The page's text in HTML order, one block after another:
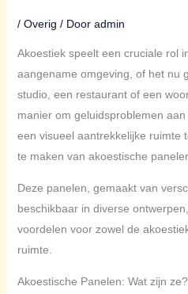
/ Overig / Door admin
Akoestiek speelt een cruciale rol
aangename omgeving, of het nu
studio, een restaurant of een
manier om geluidsproblemen
een visueel aantrekkelijke ruimte
te maken van akoestische
Deze panelen, gemaakt van
beschikbaar in diverse
voordelen voor zowel de
ruimte.
Akoestische Panelen: Wat zijn ze?